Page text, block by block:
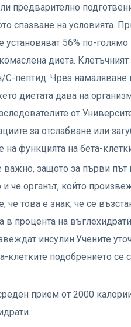
предварително
спазване на условията.
установяват 56% по-
диета.
пептид. Чрез намаляване
диетата дава на
от
за отслабване или
на функцията на бета-
защото за първи път
че органът, който
че това е знак, че се
процента на
инсулин.Учените
клетките подобрението се
прием от 2000